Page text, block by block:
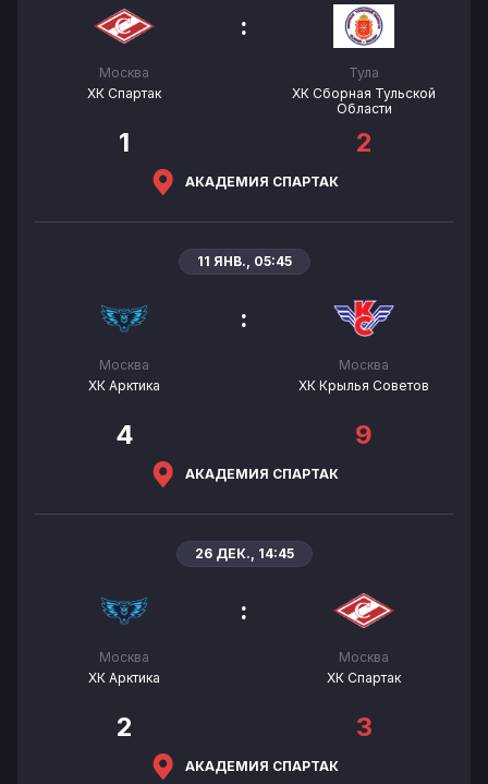
Москва
ХК Спартак
1
:
Тула
ХК Сборная Тульской
Области
2
АКАДЕМИЯ СПАРТАК
11 ЯНВ., 05:45
Москва
ХК Арктика
4
:
Москва
ХК Крылья Советов
9
АКАДЕМИЯ СПАРТАК
26 ДЕК., 14:45
Москва
ХК Арктика
2
:
Москва
ХК Спартак
3
АКАДЕМИЯ СПАРТАК